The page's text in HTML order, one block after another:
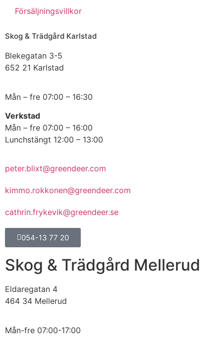
Försäljningsvillkor
Skog & Trädgård Karlstad
Blekegatan 3-5
652 21 Karlstad
Mån – fre 07:00 – 16:30
Verkstad
Mån – fre 07:00 – 16:00
Lunchstängt 12:00 – 13:00
peter.blixt@greendeer.com
kimmo.rokkonen@greendeer.com
cathrin.frykevik@greendeer.se
054-13 77 20
Skog & Trädgård Mellerud
Eldaregatan 4
464 34 Mellerud
Mån-fre 07:00-17:00